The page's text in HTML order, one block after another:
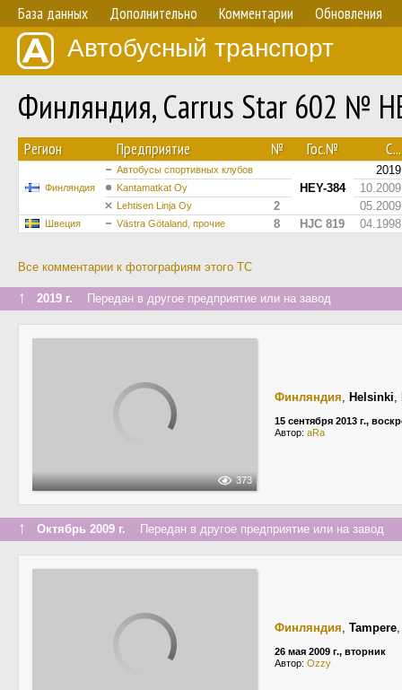
База данных Дополнительно Комментарии Обновления
Автобусный транспорт
Финляндия, Carrus Star 602 №
Регион Предприятие № Гос.№ С...
Финляндия
Автобусы спортивных клубов
HEY-384
2019
Kantamatkat Oy 10.2009
Lehtisen Linja Oy 2 05.2009
Швеция Västra Götaland, прочие 8 HJC 819 04.1998
Все комментарии к фотографиям этого ТС
↑ 2019 г. Передан в другое предприятие или на завод
373
Финляндия, Helsinki,
15 сентября 2013 г.,
Автор: aRa
↑ Октябрь 2009 г. Передан в другое предприятие или на завод
Финляндия, Tampere
26 мая 2009 г., вторник
Автор: Ozzy